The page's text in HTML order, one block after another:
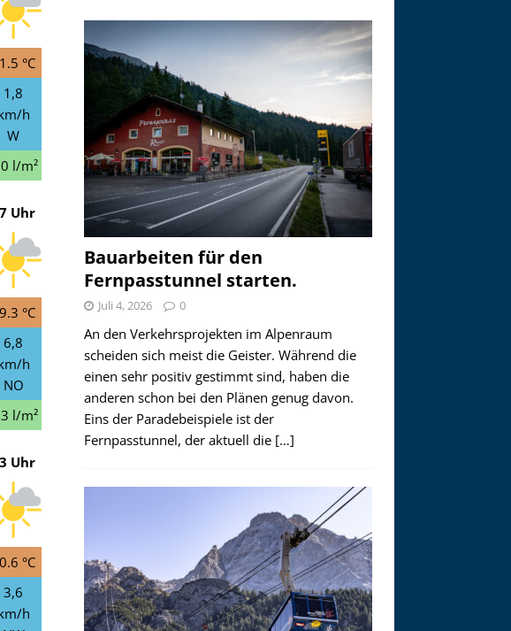
°C
1,8
h
W
l/m²
Uhr
°C
6,8
h
NO
l/m²
Uhr
°C
3,6
h
Bauarbeiten für den
Fernpasstunnel starten.
Juli 4, 2026 0
An den Verkehrsprojekten im Alpenraum
scheiden sich meist die Geister. Während die
einen sehr positiv gestimmt sind, haben die
anderen schon bei den Plänen genug davon.
Eins der Paradebeispiele ist der
Fernpasstunnel, der aktuell die […]